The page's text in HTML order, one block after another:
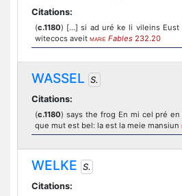
Citations:
(c.1180) [...] si ad uré ke li vileins
witecocs aveit MARIE Fables 232.20
WASSEL S.
Citations:
(c.1180) says the frog En mi cel pré
que mut est bel: la est la meie mansiun
WELKE S.
Citations: